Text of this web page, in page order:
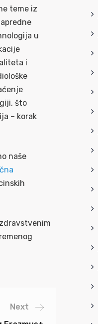
teme iz
u
i
što
– korak
naše
Next